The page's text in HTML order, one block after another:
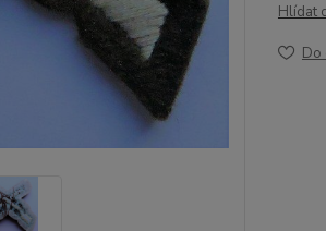
Hlídat
Do